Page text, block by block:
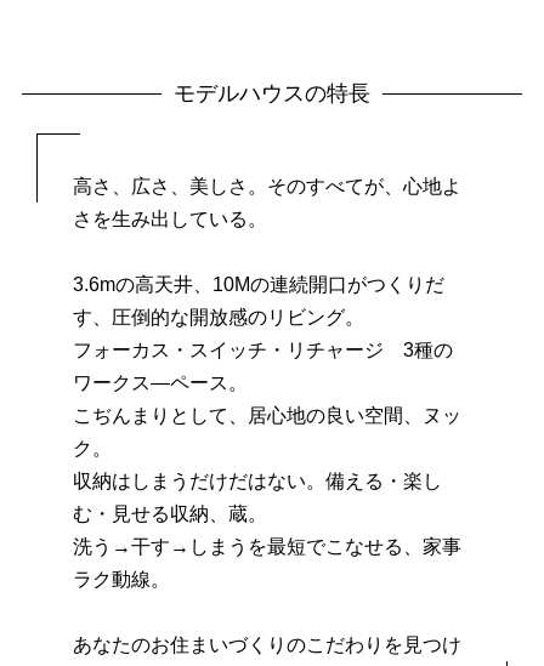
モデルハウスの特長
高さ、広さ、美しさ。そのすべてが、心地よ
さを生み出している。
3.6mの高天井、10Mの連続開口がつくりだ
す、圧倒的な開放感のリビング。
フォーカス・スイッチ・リチャージ 3種の
ワークス―ペース。
こぢんまりとして、居心地の良い空間、ヌッ
ク。
収納はしまうだけだはない。備える・楽し
む・見せる収納、蔵。
洗う→干す→しまうを最短でこなせる、家事
ラク動線。
あなたのお住まいづくりのこだわりを見つけ